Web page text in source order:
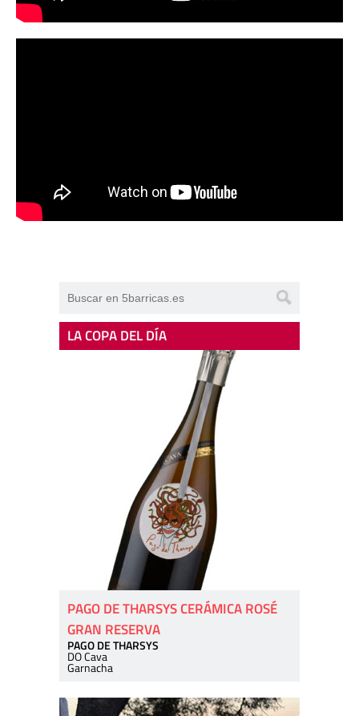
LA COPA DEL DÍA
PAGO DE THARSYS CERÁMICA ROSÉ
GRAN RESERVA
PAGO DE THARSYS
DO Cava
Garnacha